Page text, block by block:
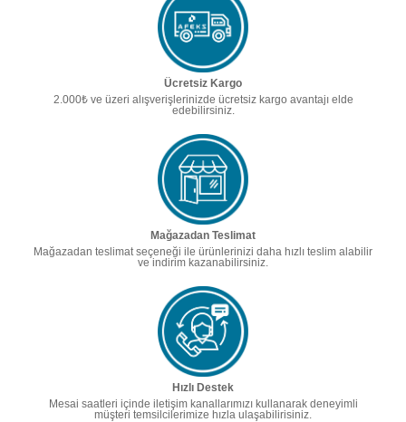
Ücretsiz Kargo
2.000₺ ve üzeri alışverişlerinizde ücretsiz kargo avantajı elde
edebilirsiniz.
Mağazadan Teslimat
Mağazadan teslimat seçeneği ile ürünlerinizi daha hızlı teslim alabilir
ve indirim kazanabilirsiniz.
Hızlı Destek
Mesai saatleri içinde iletişim kanallarımızı kullanarak deneyimli
müşteri temsilcilerimize hızla ulaşabilirisiniz.